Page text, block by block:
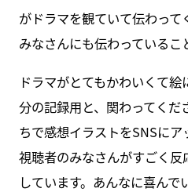
がドラマを観ていて伝わっ
みなさんにも伝わっているこ
ドラマがとてもかわいくて
分の記録用と、関わってく
ちで感想イラストをSNSにア
視聴者のみなさんがすごく反
しています。あんなに喜ん